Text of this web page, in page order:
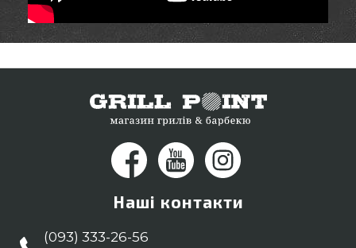
Наші контакти
(093) 333-26-56